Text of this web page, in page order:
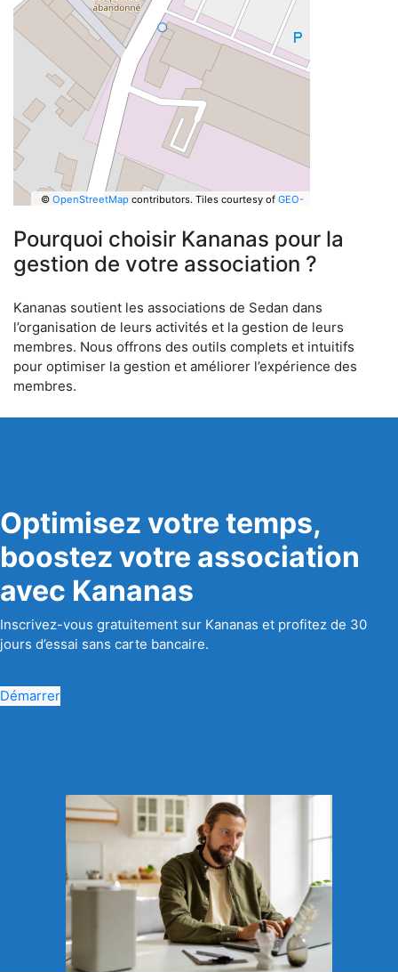
© OpenStreetMapcontributors. Tiles courtesy of GEO-
Pourquoi choisir Kananas pour la
gestion de votre association ?
Kananas soutient les associations de Sedan dans
l’organisation de leurs activités et la gestion de leurs
membres. Nous offrons des outils complets et intuitifs
pour optimiser la gestion et améliorer l’expérience des
membres.
Optimisez votre temps,
boostez votre association
avec Kananas
Inscrivez-vous gratuitement sur Kananas et profitez de 30
jours d’essai sans carte bancaire.
Démarrer